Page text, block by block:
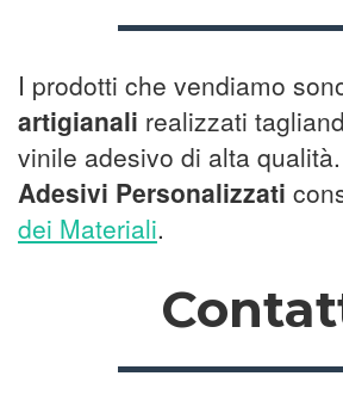
I prodotti che vendiamo
artigianali realizzati
vinile adesivo di alta
Adesivi Personalizzati
dei Materiali.